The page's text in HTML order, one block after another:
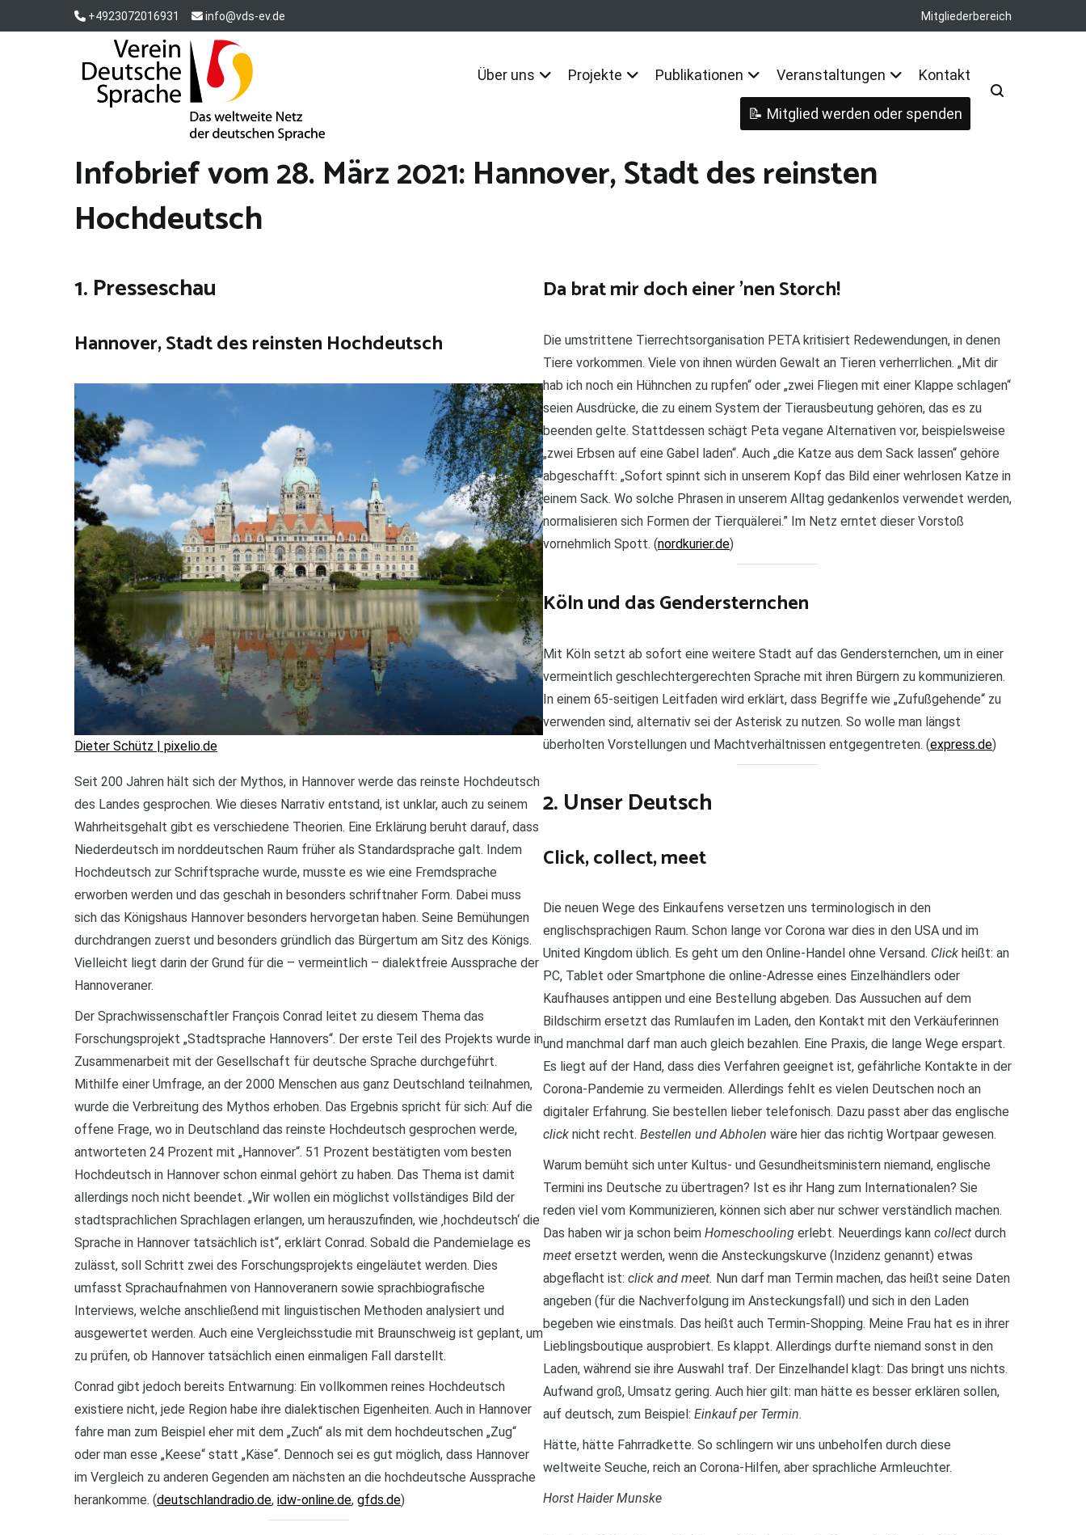
+4923072016931 info@vds-ev.de Mitgliederbereich
Verein Deutsche Sprache e. V.
Über uns Projekte Publikationen Veranstaltungen Kontakt
Mitglied werden oder spenden
Infobrief vom 28. März 2021: Hannover, Stadt des reinsten
Hochdeutsch
1. Presseschau
Hannover, Stadt des reinsten Hochdeutsch
Dieter Schütz | pixelio.de
Seit 200 Jahren hält sich der Mythos, in Hannover werde das reinste Hochdeutsch
des Landes gesprochen. Wie dieses Narrativ entstand, ist unklar, auch zu seinem
Wahrheitsgehalt gibt es verschiedene Theorien. Eine Erklärung beruht darauf, dass
Niederdeutsch im norddeutschen Raum früher als Standardsprache galt. Indem
Hochdeutsch zur Schriftsprache wurde, musste es wie eine Fremdsprache
erworben werden und das geschah in besonders schriftnaher Form. Dabei muss
sich das Königshaus Hannover besonders hervorgetan haben. Seine Bemühungen
durchdrangen zuerst und besonders gründlich das Bürgertum am Sitz des Königs.
Vielleicht liegt darin der Grund für die – vermeintlich – dialektfreie Aussprache der
Hannoveraner.
Der Sprachwissenschaftler François Conrad leitet zu diesem Thema das
Forschungsprojekt „Stadtsprache Hannovers“. Der erste Teil des Projekts wurde in
Zusammenarbeit mit der Gesellschaft für deutsche Sprache durchgeführt.
Mithilfe einer Umfrage, an der 2000 Menschen aus ganz Deutschland teilnahmen,
wurde die Verbreitung des Mythos erhoben. Das Ergebnis spricht für sich: Auf die
offene Frage, wo in Deutschland das reinste Hochdeutsch gesprochen werde,
antworteten 24 Prozent mit „Hannover“. 51 Prozent bestätigten vom besten
Hochdeutsch in Hannover schon einmal gehört zu haben. Das Thema ist damit
allerdings noch nicht beendet. „Wir wollen ein möglichst vollständiges Bild der
stadtsprachlichen Sprachlagen erlangen, um herauszufinden, wie ‚hochdeutsch‘ die
Sprache in Hannover tatsächlich ist“, erklärt Conrad. Sobald die Pandemielage es
zulässt, soll Schritt zwei des Forschungsprojekts eingeläutet werden. Dies
umfasst Sprachaufnahmen von Hannoveranern sowie sprachbiografische
Interviews, welche anschließend mit linguistischen Methoden analysiert und
ausgewertet werden. Auch eine Vergleichsstudie mit Braunschweig ist geplant, um
zu prüfen, ob Hannover tatsächlich einen einmaligen Fall darstellt.
Conrad gibt jedoch bereits Entwarnung: Ein vollkommen reines Hochdeutsch
existiere nicht, jede Region habe ihre dialektischen Eigenheiten. Auch in Hannover
fahre man zum Beispiel eher mit dem „Zuch“ als mit dem hochdeutschen „Zug“
oder man esse „Keese“ statt „Käse“. Dennoch sei es gut möglich, dass Hannover
im Vergleich zu anderen Gegenden am nächsten an die hochdeutsche Aussprache
herankomme. (deutschlandradio.de, idw-online.de, gfds.de)
Da brat mir doch einer ’nen Storch!
Die umstrittene Tierrechtsorganisation PETA kritisiert Redewendungen, in denen
Tiere vorkommen. Viele von ihnen würden Gewalt an Tieren verherrlichen. „Mit dir
hab ich noch ein Hühnchen zu rupfen“ oder „zwei Fliegen mit einer Klappe schlagen“
seien Ausdrücke, die zu einem System der Tierausbeutung gehören, das es zu
beenden gelte. Stattdessen schägt Peta vegane Alternativen vor, beispielsweise
„zwei Erbsen auf eine Gabel laden“. Auch „die Katze aus dem Sack lassen“ gehöre
abgeschafft: „Sofort spinnt sich in unserem Kopf das Bild einer wehrlosen Katze in
einem Sack. Wo solche Phrasen in unserem Alltag gedankenlos verwendet werden,
normalisieren sich Formen der Tierquälerei.” Im Netz erntet dieser Vorstoß
vornehmlich Spott. (nordkurier.de)
Köln und das Gendersternchen
Mit Köln setzt ab sofort eine weitere Stadt auf das Gendersternchen, um in einer
vermeintlich geschlechtergerechten Sprache mit ihren Bürgern zu kommunizieren.
In einem 65-seitigen Leitfaden wird erklärt, dass Begriffe wie „Zufußgehende“ zu
verwenden sind, alternativ sei der Asterisk zu nutzen. So wolle man längst
überholten Vorstellungen und Machtverhältnissen entgegentreten. (express.de)
2. Unser Deutsch
Click, collect, meet
Die neuen Wege des Einkaufens versetzen uns terminologisch in den
englischsprachigen Raum. Schon lange vor Corona war dies in den USA und im
United Kingdom üblich. Es geht um den Online-Handel ohne Versand. Click heißt: an
PC, Tablet oder Smartphone die online-Adresse eines Einzelhändlers oder
Kaufhauses antippen und eine Bestellung abgeben. Das Aussuchen auf dem
Bildschirm ersetzt das Rumlaufen im Laden, den Kontakt mit den Verkäuferinnen
und manchmal darf man auch gleich bezahlen. Eine Praxis, die lange Wege erspart.
Es liegt auf der Hand, dass dies Verfahren geeignet ist, gefährliche Kontakte in der
Corona-Pandemie zu vermeiden. Allerdings fehlt es vielen Deutschen noch an
digitaler Erfahrung. Sie bestellen lieber telefonisch. Dazu passt aber das englische
click nicht recht. Bestellen und Abholen wäre hier das richtig Wortpaar gewesen.
Warum bemüht sich unter Kultus- und Gesundheitsministern niemand, englische
Termini ins Deutsche zu übertragen? Ist es ihr Hang zum Internationalen? Sie
reden viel vom Kommunizieren, können sich aber nur schwer verständlich machen.
Das haben wir ja schon beim Homeschooling erlebt. Neuerdings kann collect durch
meet ersetzt werden, wenn die Ansteckungskurve (Inzidenz genannt) etwas
abgeflacht ist: click and meet. Nun darf man Termin machen, das heißt seine Daten
angeben (für die Nachverfolgung im Ansteckungsfall) und sich in den Laden
begeben wie einstmals. Das heißt auch Termin-Shopping. Meine Frau hat es in ihrer
Lieblingsboutique ausprobiert. Es klappt. Allerdings durfte niemand sonst in den
Laden, während sie ihre Auswahl traf. Der Einzelhandel klagt: Das bringt uns nichts.
Aufwand groß, Umsatz gering. Auch hier gilt: man hätte es besser erklären sollen,
auf deutsch, zum Beispiel: Einkauf per Termin.
Hätte, hätte Fahrradkette. So schlingern wir uns unbeholfen durch diese
weltweite Seuche, reich an Corona-Hilfen, aber sprachliche Armleuchter.
Horst Haider Munske